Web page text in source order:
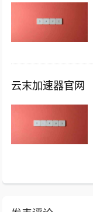
云末加速器官网